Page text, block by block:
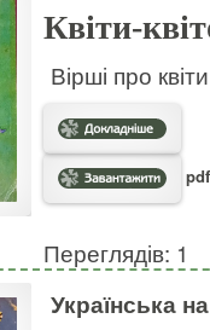
Квіти-
Вірші про
Переглядів: 1
Українська